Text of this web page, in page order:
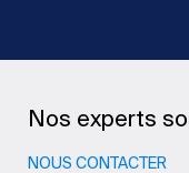
Nos experts
NOUS CONTACTER